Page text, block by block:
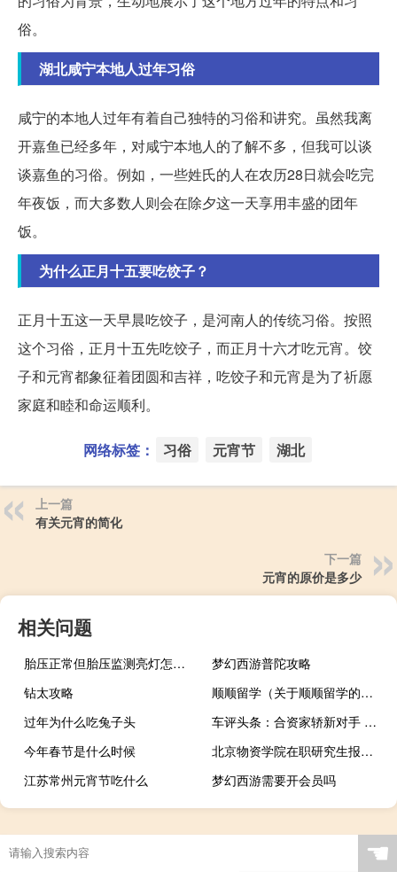
俗。
湖北咸宁本地人过年习俗
咸宁的本地人过年有着自己独特的习俗和讲究。虽然我离
开嘉鱼已经多年，对咸宁本地人的了解不多，但我可以谈
谈嘉鱼的习俗。例如，一些姓氏的人在农历28日就会吃完
年夜饭，而大多数人则会在除夕这一天享用丰盛的团年
饭。
为什么正月十五要吃饺子？
正月十五这一天早晨吃饺子，是河南人的传统习俗。按照
这个习俗，正月十五先吃饺子，而正月十六才吃元宵。饺
子和元宵都象征着团圆和吉祥，吃饺子和元宵是为了祈愿
家庭和睦和命运顺利。
网络标签： 习俗 元宵节 湖北
上一篇
有关元宵的简化
下一篇
元宵的原价是多少
相关问题
胎压正常但胎压监测亮灯怎么回事 胎压显示正常胎压灯却一直亮着怎么回事？
梦幻西游普陀攻略
钻太攻略
顺顺留学（关于顺顺留学的介绍）
过年为什么吃兔子头
车评头条：合资家轿新对手 试驾2017款上汽荣威i6
今年春节是什么时候
北京物资学院在职研究生报考条件
江苏常州元宵节吃什么
梦幻西游需要开会员吗
☚